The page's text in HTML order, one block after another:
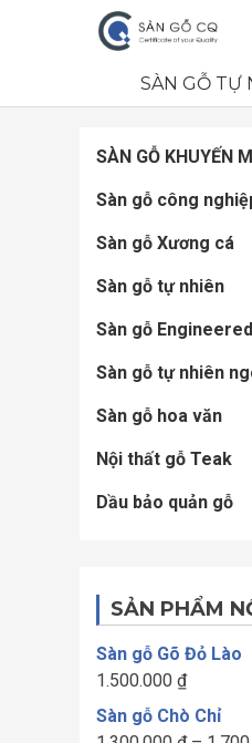
SÀN GỖ TỰ
SÀN GỖ KHUYẾN
Sàn gỗ công
Sàn gỗ Xương cá
Sàn gỗ tự nhiên
Sàn gỗ Engineered
Sàn gỗ tự nhiên
Sàn gỗ hoa văn
Nội thất gỗ Teak
Dầu bảo quản gỗ
SẢN PHẨM
Sàn gỗ Gõ Đỏ Lào
1.500.000 ₫
Sàn gỗ Chò Chỉ